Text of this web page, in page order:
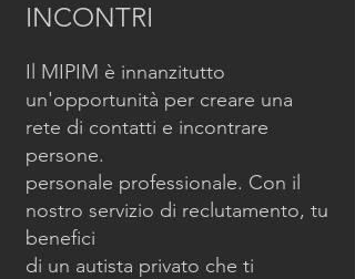
INCONTRI
Il MIPIM è innanzitutto
un'opportunità per creare una
rete di contatti e incontrare
persone.
personale professionale. Con il
nostro servizio di reclutamento, tu
benefici
di un autista privato che ti